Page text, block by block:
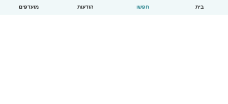
בית חפשו הודעות מועדפים